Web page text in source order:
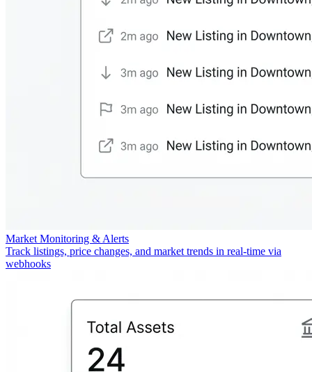
Market Monitoring & Alerts
Track listings, price changes, and market trends in real-time via
webhooks